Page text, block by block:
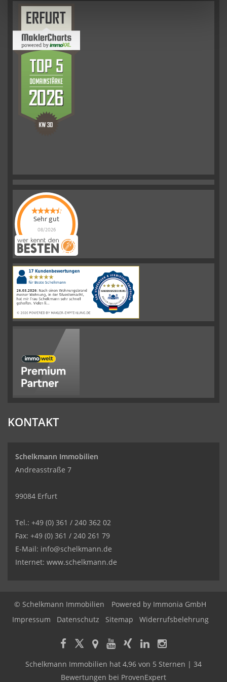
Sehr gut
08/2026
Schelkmann
Immobilienhat
|110Schelkmann
ImmobilienBewertungen
auf
werkenntdenBESTEN.de
KONTAKT
Schelkmann Immobilien
Andreasstraße 7
99084 Erfurt
Tel.: +49 (0) 361 / 240 362 02
Fax: +49 (0) 361 / 240 261 79
E-Mail: info@schelkmann.de
Internet: www.schelkmann.de
© Schelkmann Immobilien Powered by Immonia GmbH
Impressum
Datenschutz Sitemap Widerrufsbelehrung
Schelkmann Immobilien hat 4,96 von 5 Sternen | 34
Bewertungen bei ProvenExpert